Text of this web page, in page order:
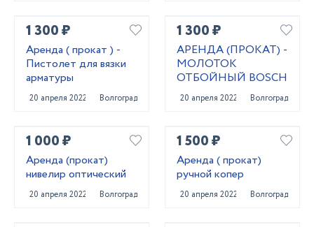
1 300 ₽
Аренда ( прокат ) -
Пистолет для вязки
арматуры
20 апреля 2022 Волгоград
1 300 ₽
АРЕНДА (ПРОКАТ) -
МОЛОТОК
ОТБОЙНЫЙ BOSCH
20 апреля 2022 Волгоград
1 000 ₽
Аренда (прокат)
нивелир оптический
20 апреля 2022 Волгоград
1 500 ₽
Аренда ( прокат)
ручной копер
20 апреля 2022 Волгоград